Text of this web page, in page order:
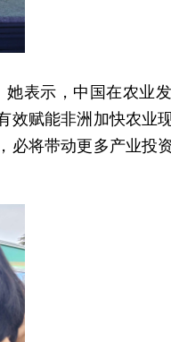
表示，中国在农业
赋能非洲加快农业
必将带动更多产业投